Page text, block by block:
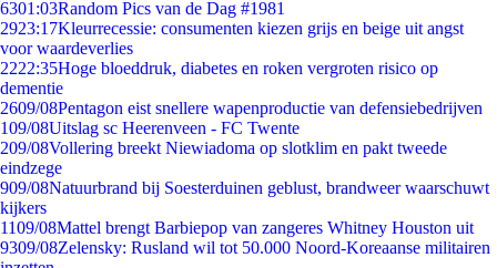
6301:03Random Pics van de Dag #1981
2923:17Kleurrecessie: consumenten kiezen grijs en beige uit angst
voor waardeverlies
2222:35Hoge bloeddruk, diabetes en roken vergroten risico op
dementie
2609/08Pentagon eist snellere wapenproductie van defensiebedrijven
109/08Uitslag sc Heerenveen - FC Twente
209/08Vollering breekt Niewiadoma op slotklim en pakt tweede
eindzege
909/08Natuurbrand bij Soesterduinen geblust, brandweer waarschuwt
kijkers
1109/08Mattel brengt Barbiepop van zangeres Whitney Houston uit
9309/08Zelensky: Rusland wil tot 50.000 Noord-Koreaanse militairen